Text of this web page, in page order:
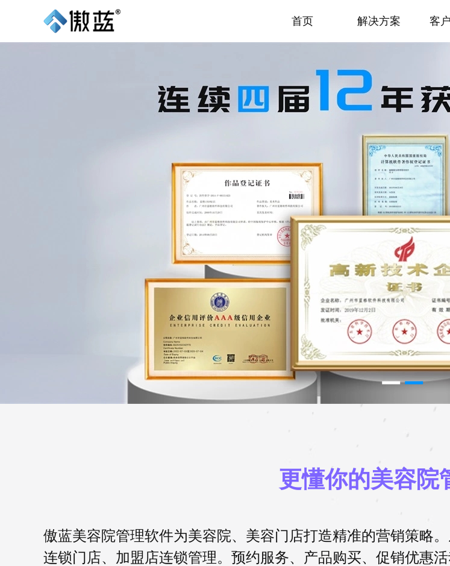
首页 解决方案 客
更懂你的美容院
傲蓝美容院管理软件为美容院、美容门店打造精准的营销策略
连锁门店、加盟店连锁管理。预约服务、产品购买、促销优惠